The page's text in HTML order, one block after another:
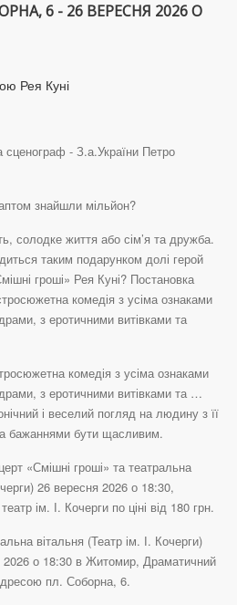
6 - 26 ВЕРЕСНЯ 2026 О
Рея Куні
сценограф - З.а.України Петро
знайшли мільйон?
солодке життя або сім’я та дружба.
таким подарунком долі герой
гроші» Рея Куні? Постановка
комедія з усіма ознаками
з еротичними витівками та
комедія з усіма ознаками
з еротичними витівками та …
і веселий погляд на людину з її
бажаннями бути щасливим.
«Смішні гроші» та театральна
26 вересня 2026 о 18:30,
ім. І. Кочерги по ціні від 180 грн.
вітальня (Театр ім. І. Кочерги)
2026 о 18:30 в Житомир, Драматичний
пл. Соборна, 6.